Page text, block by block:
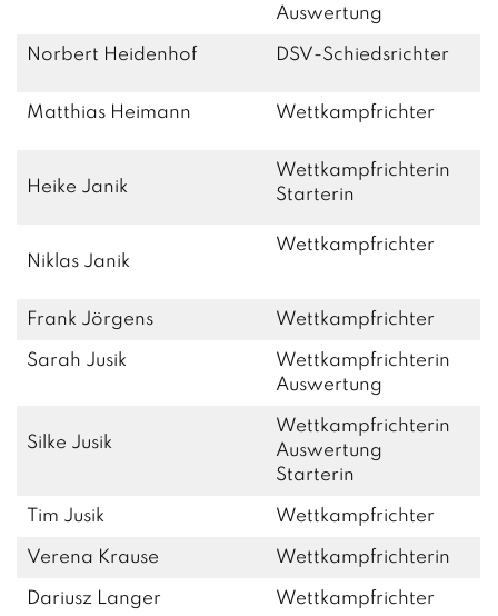
Auswertung
Norbert Heidenhof DSV-Schiedsrichter
Matthias Heimann Wettkampfrichter
Heike Janik
Wettkampfrichterin
Starterin
Niklas Janik
Wettkampfrichter
Frank Jörgens Wettkampfrichter
Sarah Jusik
Wettkampfrichterin
Auswertung
Silke Jusik
Wettkampfrichterin
Auswertung
Starterin
Tim Jusik Wettkampfrichter
Verena Krause Wettkampfrichterin
Dariusz Langer Wettkampfrichter